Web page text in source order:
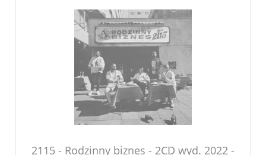
2115 - Rodzinny biznes - 2CD wyd. 2022 -